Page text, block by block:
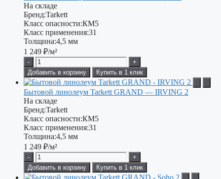
На складе
Бренд:Tarkett
Класс опасности:КМ5
Класс применения:31
Толщина:4,5 мм
1 249 ₽/м²
-
+
Добавить в корзину
Купить в 1 клик
Бытовой линолеум Tarkett GRAND — IRVING 2
На складе
Бренд:Tarkett
Класс опасности:КМ5
Класс применения:31
Толщина:4,5 мм
1 249 ₽/м²
-
+
Добавить в корзину
Купить в 1 клик